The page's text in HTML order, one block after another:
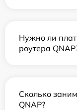
Нужно ли
роутера
Сколько
QNAP?